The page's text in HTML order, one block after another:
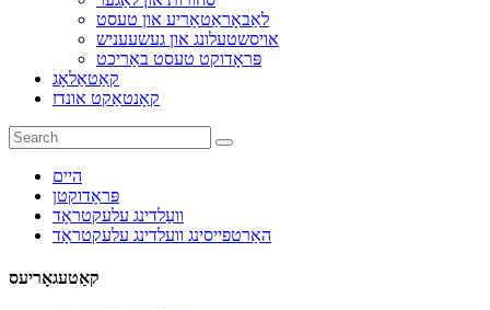
לאַבאָראַטאָריע און טעסט
אויסשטעלונג און געשעעניש
פּראָדוקט טעסט באַריכט
קאַטאַלאָג
קאָנטאַקט אונדז
היים
פּראָדוקטן
וועַלדינג עלעקטראָד
האַרטפייסינג וועלדינג עלעקטראָד
קאַטעגאָריעס